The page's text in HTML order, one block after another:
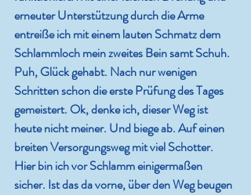
erneuter Unterstützung durch die Arme
entreiße ich mit einem lauten Schmatz dem
Schlammloch mein zweites Bein samt Schuh.
Puh, Glück gehabt. Nach nur wenigen
Schritten schon die erste Prüfung des Tages
gemeistert. Ok, denke ich, dieser Weg ist
heute nicht meiner. Und biege ab. Auf einen
breiten Versorgungsweg mit viel Schotter.
Hier bin ich vor Schlamm einigermaßen
sicher. Ist das da vorne, über den Weg beugen